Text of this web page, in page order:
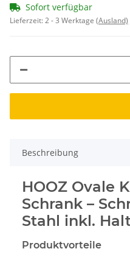
Sofort verfügbar
Lieferzeit:2 - 3 Werktage (Ausland)
Beschreibung
HOOZ Ovale
Schrank –
Stahl inkl.
Produktvorteile